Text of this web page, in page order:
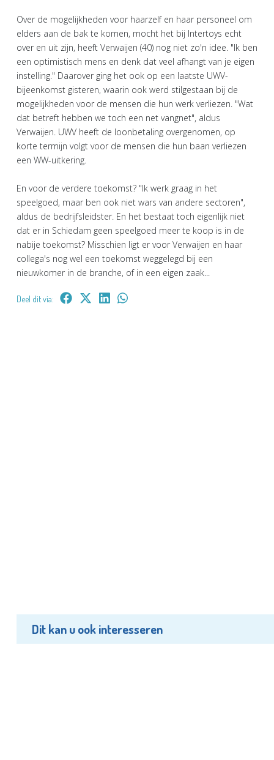
Over de mogelijkheden voor haarzelf en haar personeel om
elders aan de bak te komen, mocht het bij Intertoys echt
over en uit zijn, heeft Verwaijen (40) nog niet zo'n idee. "Ik ben
een optimistisch mens en denk dat veel afhangt van je eigen
instelling." Daarover ging het ook op een laatste UWV-
bijeenkomst gisteren, waarin ook werd stilgestaan bij de
mogelijkheden voor de mensen die hun werk verliezen. "Wat
dat betreft hebben we toch een net vangnet", aldus
Verwaijen. UWV heeft de loonbetaling overgenomen, op
korte termijn volgt voor de mensen die hun baan verliezen
een WW-uitkering.
En voor de verdere toekomst? "Ik werk graag in het
speelgoed, maar ben ook niet wars van andere sectoren",
aldus de bedrijfsleidster. En het bestaat toch eigenlijk niet
dat er in Schiedam geen speelgoed meer te koop is in de
nabije toekomst? Misschien ligt er voor Verwaijen en haar
collega's nog wel een toekomst weggelegd bij een
nieuwkomer in de branche, of in een eigen zaak...
Deel dit via:
Dit kan u ook interesseren